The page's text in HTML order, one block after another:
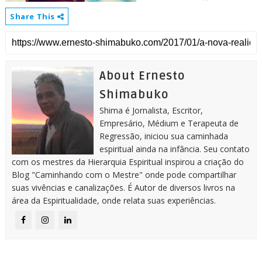
Share This
About Ernesto
Shimabuko
Shima é Jornalista, Escritor,
Empresário, Médium e Terapeuta de
Regressão, iniciou sua caminhada
espiritual ainda na infância. Seu contato
com os mestres da Hierarquia Espiritual inspirou a criação do
Blog "Caminhando com o Mestre" onde pode compartilhar
suas vivências e canalizações. É Autor de diversos livros na
área da Espiritualidade, onde relata suas experiências.